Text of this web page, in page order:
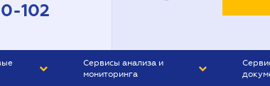
102
Сервисы анализа и
мониторинга